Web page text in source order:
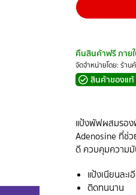
คืนสินค้าฟรี ภาย
จัดจำหน่ายโดย: ร้าน
สินค้าของแท้
แป้งพัฟผสมรอง
Adenosine ที่ช่ว
ดี ควบคุมความ
แป้งเนียนละเ
ติดทนนาน